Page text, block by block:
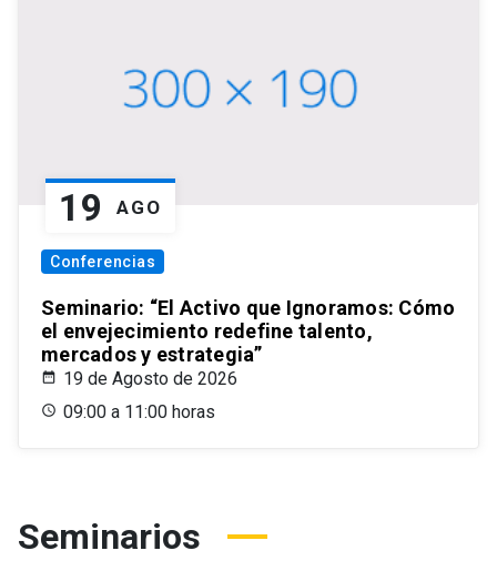
19 AGO
Conferencias
Seminario: “El Activo que Ignoramos: Cómo
el envejecimiento redefine talento,
mercados y estrategia”
19 de Agosto de 2026
09:00 a 11:00 horas
Seminarios